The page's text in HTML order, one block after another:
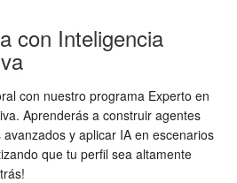
con Inteligencia
con nuestro programa Experto en
Aprenderás a construir agentes
y aplicar IA en escenarios
que tu perfil sea altamente